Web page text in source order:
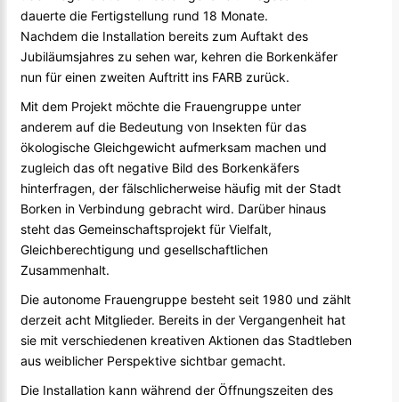
dauerte die Fertigstellung rund 18 Monate.
Nachdem die Installation bereits zum Auftakt des
Jubiläumsjahres zu sehen war, kehren die Borkenkäfer
nun für einen zweiten Auftritt ins FARB zurück.
Mit dem Projekt möchte die Frauengruppe unter
anderem auf die Bedeutung von Insekten für das
ökologische Gleichgewicht aufmerksam machen und
zugleich das oft negative Bild des Borkenkäfers
hinterfragen, der fälschlicherweise häufig mit der Stadt
Borken in Verbindung gebracht wird. Darüber hinaus
steht das Gemeinschaftsprojekt für Vielfalt,
Gleichberechtigung und gesellschaftlichen
Zusammenhalt.
Die autonome Frauengruppe besteht seit 1980 und zählt
derzeit acht Mitglieder. Bereits in der Vergangenheit hat
sie mit verschiedenen kreativen Aktionen das Stadtleben
aus weiblicher Perspektive sichtbar gemacht.
Die Installation kann während der Öffnungszeiten des